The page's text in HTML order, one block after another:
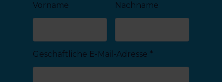
Vorname Nachname
Geschäftliche E-Mail-Adresse *